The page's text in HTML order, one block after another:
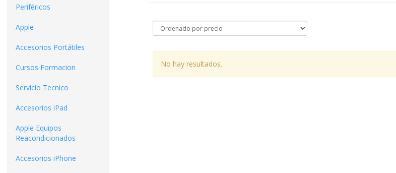
Periféricos
Apple
Accesorios Portátiles
Cursos Formacion
Servicio Tecnico
Accesorios iPad
Apple Equipos
Reacondicionados
Accesorios iPhone
No hay resultados.